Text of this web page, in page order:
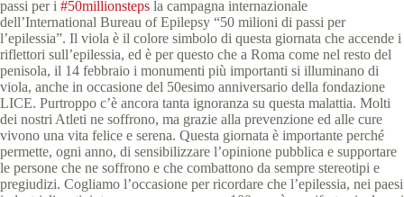
passi per i #50millionsteps la campagna internazionale
dell’International Bureau of Epilepsy “50 milioni di passi per
l’epilessia”. Il viola è il colore simbolo di questa giornata che accende i
riflettori sull’epilessia, ed è per questo che a Roma come nel resto del
penisola, il 14 febbraio i monumenti più importanti si illuminano di
viola, anche in occasione del 50esimo anniversario della fondazione
LICE. Purtroppo c’è ancora tanta ignoranza su questa malattia. Molti
dei nostri Atleti ne soffrono, ma grazie alla prevenzione ed alle cure
vivono una vita felice e serena. Questa giornata è importante perché
permette, ogni anno, di sensibilizzare l’opinione pubblica e supportare
le persone che ne soffrono e che combattono da sempre stereotipi e
pregiudizi. Cogliamo l’occasione per ricordare che l’epilessia, nei paesi